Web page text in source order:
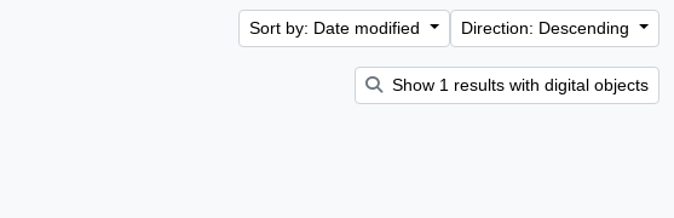
Sort by: Date modified Direction: Descending
Show 1 results with digital objects